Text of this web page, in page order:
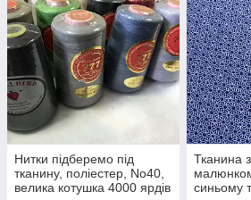
Нитки підберемо під
тканину, поліестер, No40,
велика котушка 4000 ярдів
Тканина
синьому